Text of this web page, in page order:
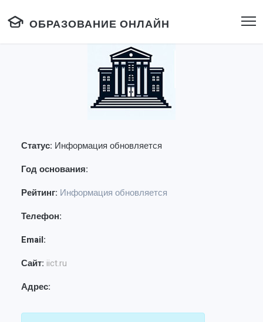
ОБРАЗОВАНИЕ ОНЛАЙН
Статус: Информация обновляется
Год основания:
Рейтинг: Информация обновляется
Телефон:
Email:
Сайт: iict.ru
Адрес: